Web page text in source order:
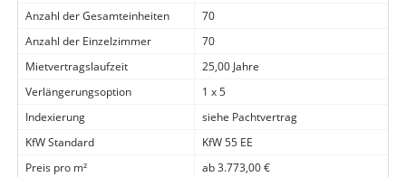
Anzahl der Gesamteinheiten
70
Anzahl der Einzelzimmer
70
Mietvertragslaufzeit
25,00 Jahre
Verlängerungsoption
1 x 5
Indexierung
siehe Pachtvertrag
KfW Standard
KfW 55 EE
Preis pro m²
ab 3.773,00 €